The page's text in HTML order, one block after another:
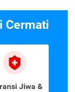
Cermati
Jiwa &